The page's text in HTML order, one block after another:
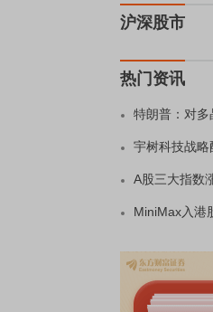
沪深股市
热门资讯
特朗普：对多
宇树科技战略
A股三大指数
MiniMax入港